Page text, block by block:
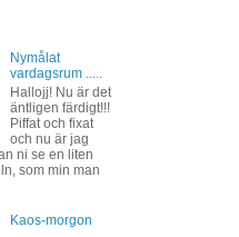
Nymålat
vardagsrum .....
Hallojj! Nu är det
äntligen färdigt!!!
Piffat och fixat
och nu är jag
ni se en liten
som min man
Kaos-morgon